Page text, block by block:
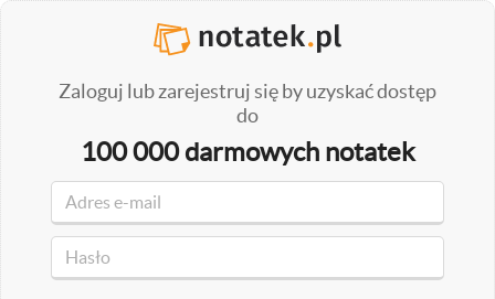
Zaloguj lub zarejestruj się by uzyskać dostęp
do
100 000 darmowych notatek